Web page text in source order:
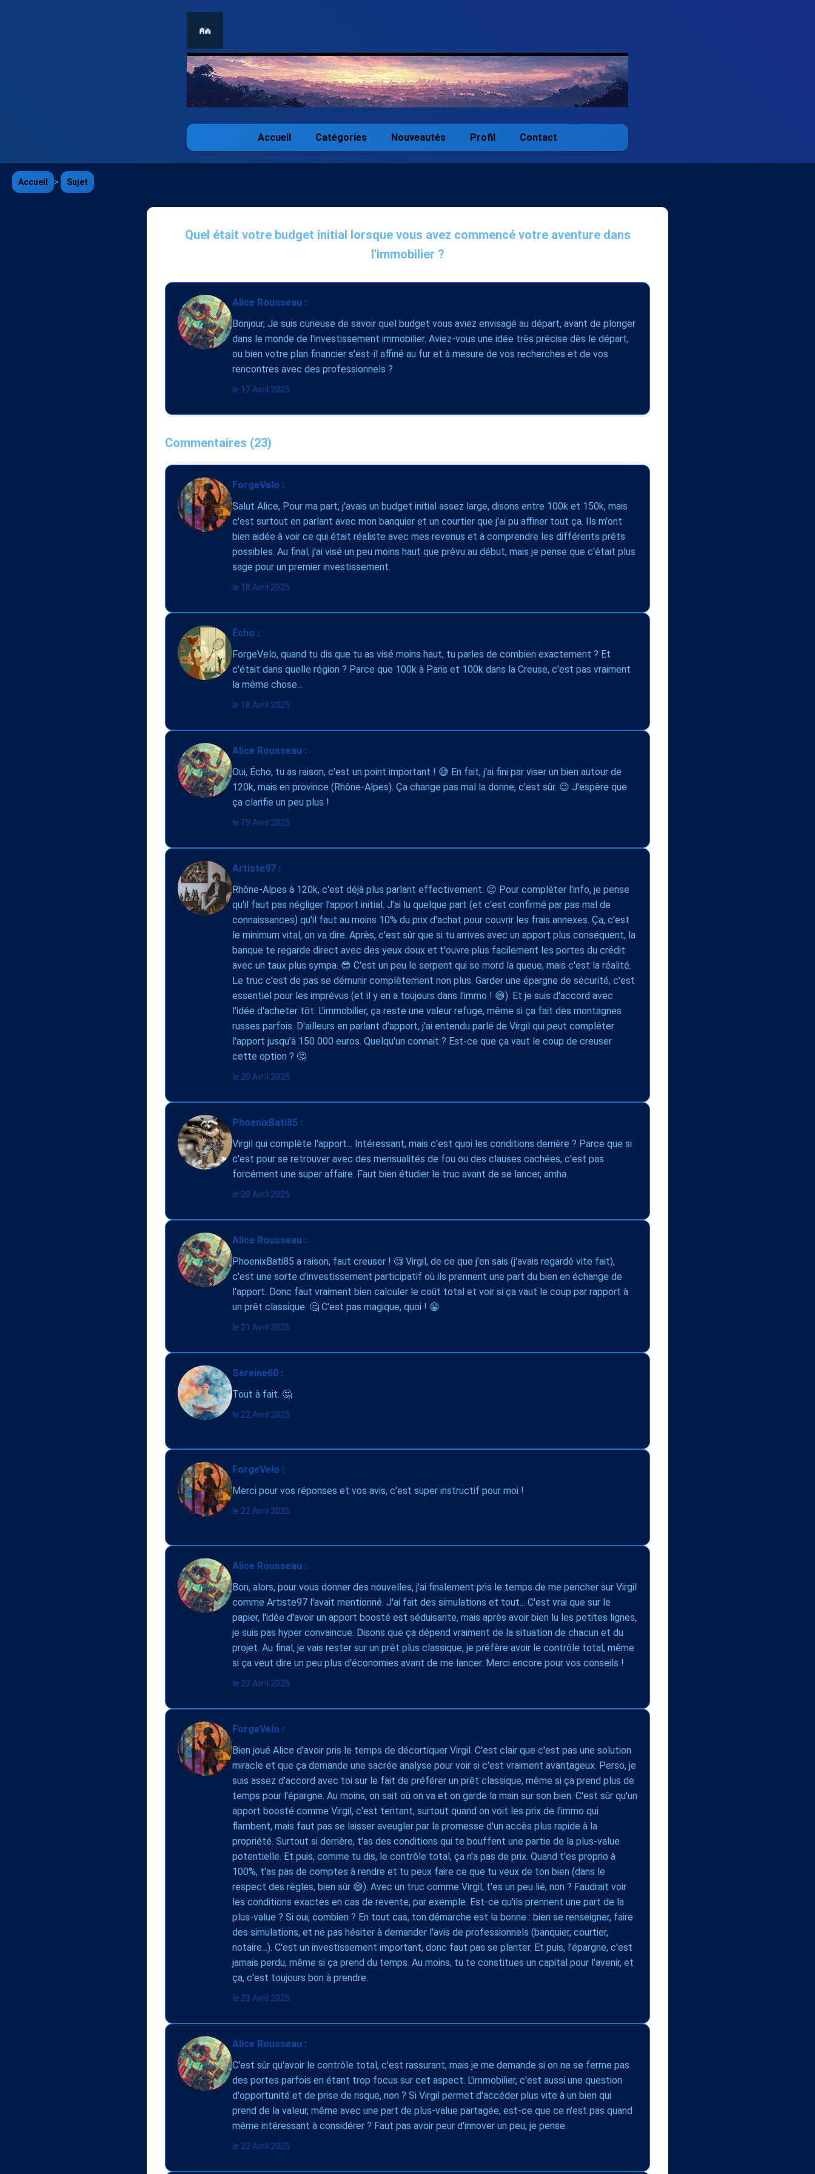
Accueil Catégories Nouveautés Profil Contact
Accueil > Sujet
Quel était votre budget initial lorsque vous avez commencé votre aventure dans
l'immobilier ?
Alice Rousseau :
Bonjour, Je suis curieuse de savoir quel budget vous aviez envisagé au départ, avant de plonger
dans le monde de l'investissement immobilier. Aviez-vous une idée très précise dès le départ,
ou bien votre plan financier s'est-il affiné au fur et à mesure de vos recherches et de vos
rencontres avec des professionnels ?
le 17 Avril 2025
Commentaires (23)
ForgeVelo :
Salut Alice, Pour ma part, j'avais un budget initial assez large, disons entre 100k et 150k, mais
c'est surtout en parlant avec mon banquier et un courtier que j'ai pu affiner tout ça. Ils m'ont
bien aidée à voir ce qui était réaliste avec mes revenus et à comprendre les différents prêts
possibles. Au final, j'ai visé un peu moins haut que prévu au début, mais je pense que c'était plus
sage pour un premier investissement.
le 18 Avril 2025
Écho :
ForgeVelo, quand tu dis que tu as visé moins haut, tu parles de combien exactement ? Et
c'était dans quelle région ? Parce que 100k à Paris et 100k dans la Creuse, c'est pas vraiment
la même chose...
le 18 Avril 2025
Alice Rousseau :
Oui, Écho, tu as raison, c'est un point important ! 😅 En fait, j'ai fini par viser un bien autour de
120k, mais en province (Rhône-Alpes). Ça change pas mal la donne, c'est sûr. 😉 J'espère que
ça clarifie un peu plus !
le 19 Avril 2025
Artiste97 :
Rhône-Alpes à 120k, c'est déjà plus parlant effectivement. 😉 Pour compléter l'info, je pense
qu'il faut pas négliger l'apport initial. J'ai lu quelque part (et c'est confirmé par pas mal de
connaissances) qu'il faut au moins 10% du prix d'achat pour couvrir les frais annexes. Ça, c'est
le minimum vital, on va dire. Après, c'est sûr que si tu arrives avec un apport plus conséquent, la
banque te regarde direct avec des yeux doux et t'ouvre plus facilement les portes du crédit
avec un taux plus sympa. 😎 C'est un peu le serpent qui se mord la queue, mais c'est la réalité.
Le truc c'est de pas se démunir complètement non plus. Garder une épargne de sécurité, c'est
essentiel pour les imprévus (et il y en a toujours dans l'immo ! 😅). Et je suis d'accord avec
l'idée d'acheter tôt. L'immobilier, ça reste une valeur refuge, même si ça fait des montagnes
russes parfois. D'ailleurs en parlant d'apport, j'ai entendu parlé de Virgil qui peut compléter
l'apport jusqu'à 150 000 euros. Quelqu'un connait ? Est-ce que ça vaut le coup de creuser
cette option ? 🤔
le 20 Avril 2025
PhoenixBati85 :
Virgil qui complète l'apport... Intéressant, mais c'est quoi les conditions derrière ? Parce que si
c'est pour se retrouver avec des mensualités de fou ou des clauses cachées, c'est pas
forcément une super affaire. Faut bien étudier le truc avant de se lancer, amha.
le 20 Avril 2025
Alice Rousseau :
PhoenixBati85 a raison, faut creuser ! 🧐 Virgil, de ce que j'en sais (j'avais regardé vite fait),
c'est une sorte d'investissement participatif où ils prennent une part du bien en échange de
l'apport. Donc faut vraiment bien calculer le coût total et voir si ça vaut le coup par rapport à
un prêt classique. 🤔 C'est pas magique, quoi ! 😁
le 21 Avril 2025
Sereine60 :
Tout à fait. 🤔
le 22 Avril 2025
ForgeVelo :
Merci pour vos réponses et vos avis, c'est super instructif pour moi !
le 22 Avril 2025
Alice Rousseau :
Bon, alors, pour vous donner des nouvelles, j'ai finalement pris le temps de me pencher sur Virgil
comme Artiste97 l'avait mentionné. J'ai fait des simulations et tout... C'est vrai que sur le
papier, l'idée d'avoir un apport boosté est séduisante, mais après avoir bien lu les petites lignes,
je suis pas hyper convaincue. Disons que ça dépend vraiment de la situation de chacun et du
projet. Au final, je vais rester sur un prêt plus classique, je préfère avoir le contrôle total, même
si ça veut dire un peu plus d'économies avant de me lancer. Merci encore pour vos conseils !
le 23 Avril 2025
ForgeVelo :
Bien joué Alice d'avoir pris le temps de décortiquer Virgil. C'est clair que c'est pas une solution
miracle et que ça demande une sacrée analyse pour voir si c'est vraiment avantageux. Perso, je
suis assez d'accord avec toi sur le fait de préférer un prêt classique, même si ça prend plus de
temps pour l'épargne. Au moins, on sait où on va et on garde la main sur son bien. C'est sûr qu'un
apport boosté comme Virgil, c'est tentant, surtout quand on voit les prix de l'immo qui
flambent, mais faut pas se laisser aveugler par la promesse d'un accès plus rapide à la
propriété. Surtout si derrière, t'as des conditions qui te bouffent une partie de la plus-value
potentielle. Et puis, comme tu dis, le contrôle total, ça n'a pas de prix. Quand t'es proprio à
100%, t'as pas de comptes à rendre et tu peux faire ce que tu veux de ton bien (dans le
respect des règles, bien sûr 😅). Avec un truc comme Virgil, t'es un peu lié, non ? Faudrait voir
les conditions exactes en cas de revente, par exemple. Est-ce qu'ils prennent une part de la
plus-value ? Si oui, combien ? En tout cas, ton démarche est la bonne : bien se renseigner, faire
des simulations, et ne pas hésiter à demander l'avis de professionnels (banquier, courtier,
notaire...). C'est un investissement important, donc faut pas se planter. Et puis, l'épargne, c'est
jamais perdu, même si ça prend du temps. Au moins, tu te constitues un capital pour l'avenir, et
ça, c'est toujours bon à prendre.
le 23 Avril 2025
Alice Rousseau :
C'est sûr qu'avoir le contrôle total, c'est rassurant, mais je me demande si on ne se ferme pas
des portes parfois en étant trop focus sur cet aspect. L'immobilier, c'est aussi une question
d'opportunité et de prise de risque, non ? Si Virgil permet d'accéder plus vite à un bien qui
prend de la valeur, même avec une part de plus-value partagée, est-ce que ce n'est pas quand
même intéressant à considérer ? Faut pas avoir peur d'innover un peu, je pense.
le 23 Avril 2025